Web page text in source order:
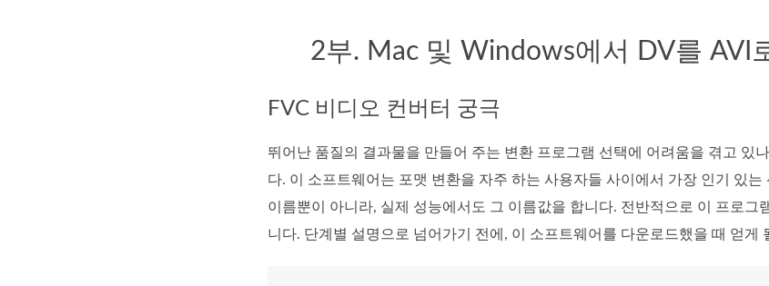
2부. Mac 및 Windows에서 DV를 AVI
FVC 비디오 컨버터 궁극
뛰어난 품질의 결과물을 만들어 주는 변환 프로그램 선택에 어려움을 겪고 있
다. 이 소프트웨어는 포맷 변환을 자주 하는 사용자들 사이에서 가장 인기 있는
이름뿐이 아니라, 실제 성능에서도 그 이름값을 합니다. 전반적으로 이 프로
니다. 단계별 설명으로 넘어가기 전에, 이 소프트웨어를 다운로드했을 때 얻게